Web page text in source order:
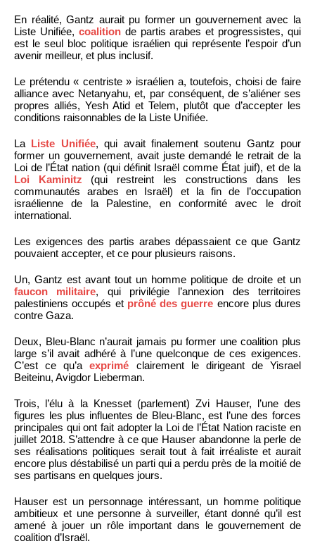
En réalité, Gantz aurait pu former un gouvernement avec la
Liste Unifiée, coalitionde partis arabes et progressistes, qui
est le seul bloc politique israélien qui représente l’espoir d’un
avenir meilleur, et plus inclusif.
Le prétendu « centriste » israélien a, toutefois, choisi de faire
alliance avec Netanyahu, et, par conséquent, de s’aliéner ses
propres alliés, Yesh Atid et Telem, plutôt que d’accepter les
conditions raisonnables de la Liste Unifiée.
La Liste Unifiée, qui avait finalement soutenu Gantz pour
former un gouvernement, avait juste demandé le retrait de la
Loi de l’État nation (qui définit Israël comme État juif), et de la
Loi Kaminitz (qui restreint les constructions dans les
communautés arabes en Israël) et la fin de l’occupation
israélienne de la Palestine, en conformité avec le droit
international.
Les exigences des partis arabes dépassaient ce que Gantz
pouvaient accepter, et ce pour plusieurs raisons.
Un, Gantz est avant tout un homme politique de droite et un
faucon militaire, qui privilégie l’annexion des territoires
palestiniens occupés et prôné des guerre encore plus dures
contre Gaza.
Deux, Bleu-Blanc n’aurait jamais pu former une coalition plus
large s’il avait adhéré à l’une quelconque de ces exigences.
C’est ce qu’aexprimé clairement le dirigeant de Yisrael
Beiteinu, Avigdor Lieberman.
Trois, l’élu à la Knesset (parlement) Zvi Hauser, l’une des
figures les plus influentes de Bleu-Blanc, est l’une des forces
principales qui ont fait adopter la Loi de l’État Nation raciste en
juillet 2018. S’attendre à ce que Hauser abandonne la perle de
ses réalisations politiques serait tout à fait irréaliste et aurait
encore plus déstabilisé un parti qui a perdu près de la moitié de
ses partisans en quelques jours.
Hauser est un personnage intéressant, un homme politique
ambitieux et une personne à surveiller, étant donné qu’il est
amené à jouer un rôle important dans le gouvernement de
coalition d’Israël.